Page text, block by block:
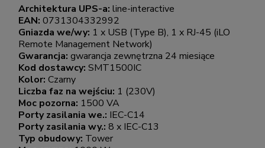
Architektura UPS-a: line-interactive
EAN: 0731304332992
Gniazda we/wy: 1 x USB (Type B), 1 x RJ-45 (iLO
Remote Management Network)
Gwarancja: gwarancja zewnętrzna 24 miesiące
Kod dostawcy: SMT1500IC
Kolor: Czarny
Liczba faz na wejściu: 1 (230V)
Moc pozorna: 1500 VA
Porty zasilania we.: IEC-C14
Porty zasilania wy.: 8 x IEC-C13
Typ obudowy: Tower